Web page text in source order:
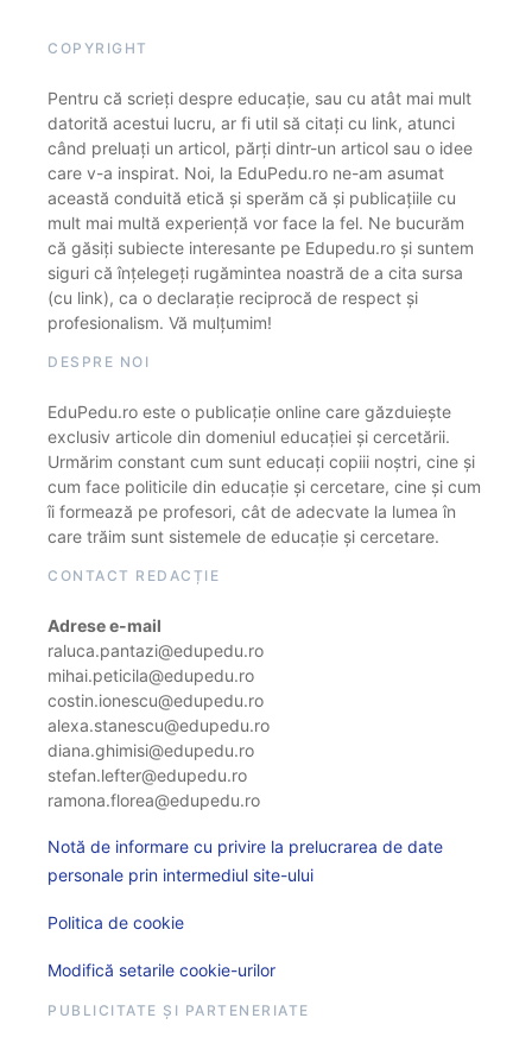
COPYRIGHT
Pentru că scrieți despre educație, sau cu atât mai mult
datorită acestui lucru, ar fi util să citați cu link, atunci
când preluați un articol, părți dintr-un articol sau o idee
care v-a inspirat. Noi, la EduPedu.ro ne-am asumat
această conduită etică și sperăm că și publicațiile cu
mult mai multă experiență vor face la fel. Ne bucurăm
că găsiți subiecte interesante pe Edupedu.ro și suntem
siguri că înțelegeți rugămintea noastră de a cita sursa
(cu link), ca o declarație reciprocă de respect și
profesionalism. Vă mulțumim!
DESPRE NOI
EduPedu.ro este o publicație online care găzduiește
exclusiv articole din domeniul educației și cercetării.
Urmărim constant cum sunt educați copiii noștri, cine și
cum face politicile din educație și cercetare, cine și cum
îi formează pe profesori, cât de adecvate la lumea în
care trăim sunt sistemele de educație și cercetare.
CONTACT REDACȚIE
Adrese e-mail
raluca.pantazi@edupedu.ro
mihai.peticila@edupedu.ro
costin.ionescu@edupedu.ro
alexa.stanescu@edupedu.ro
diana.ghimisi@edupedu.ro
stefan.lefter@edupedu.ro
ramona.florea@edupedu.ro
Notă de informare cu privire la prelucrarea de date
personale prin intermediul site-ului
Politica de cookie
Modifică setarile cookie-urilor
PUBLICITATE ȘI PARTENERIATE